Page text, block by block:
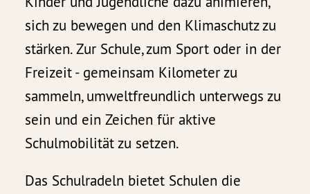
sich zu bewegen und den Klimaschutz zu
stärken. Zur Schule, zum Sport oder in der
Freizeit - gemeinsam Kilometer zu
sammeln, umweltfreundlich unterwegs zu
sein und ein Zeichen für aktive
Schulmobilität zu setzen.
Das Schulradeln bietet Schulen die